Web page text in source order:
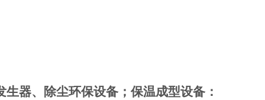
器、除尘环保设备；保温成型设备：